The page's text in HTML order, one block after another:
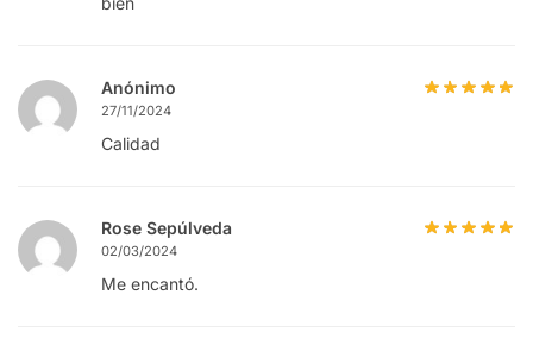
Anónimo
27/11/2024
Calidad
Rose Sepúlveda
02/03/2024
Me encantó.